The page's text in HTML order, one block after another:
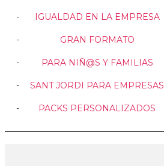
IGUALDAD EN LA EMPRESA
GRAN FORMATO
PARA NIÑ@S Y FAMILIAS
SANT JORDI PARA EMPRESAS
PACKS PERSONALIZADOS